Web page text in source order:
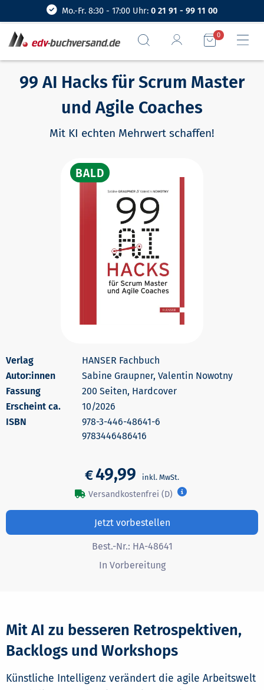
Mo.-Fr. 8:30 - 17:00 Uhr: 0 21 91 - 99 11 00
0
99 AI Hacks für Scrum Master
und Agile Coaches
Mit KI echten Mehrwert schaffen!
HANSER Fachbuch
Autor:innen
Sabine Graupner, Valentin Nowotny
200 Seiten, Hardcover
Erscheint ca.
10/2026
978-3-446-48641-6
9783446486416
€49,99
Versandkostenfrei (D)
Jetzt vorbestellen
Best.-Nr.: HA-48641
In Vorbereitung
Mit AI zu besseren Retrospektiven,
Backlogs und Workshops
Künstliche Intelligenz verändert die agile Arbeitswelt